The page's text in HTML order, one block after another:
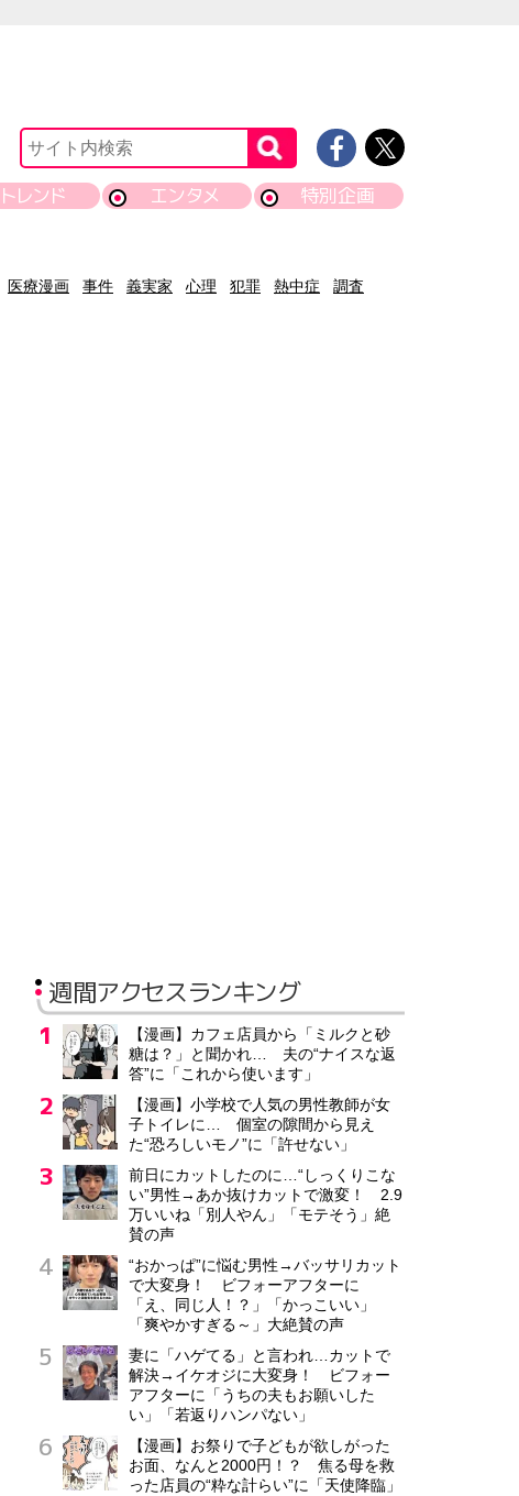
トレンド エンタメ 特別企画
医療漫画 事件 義実家 心理 犯罪 熱中症
調査
週間アクセスランキング
【漫画】カフェ店員から「ミルクと砂
糖は？」と聞かれ… 夫の“ナイスな返
答”に「これから使います」
【漫画】小学校で人気の男性教師が女
子トイレに… 個室の隙間から見え
た“恐ろしいモノ”に「許せない」
前日にカットしたのに…“しっくりこな
い”男性→あか抜けカットで激変！ 2.9
万いいね「別人やん」「モテそう」絶
賛の声
“おかっぱ”に悩む男性→バッサリカット
で大変身！ ビフォーアフターに
「え、同じ人！？」「かっこいい」
「爽やかすぎる～」大絶賛の声
妻に「ハゲてる」と言われ…カットで
解決→イケオジに大変身！ ビフォー
アフターに「うちの夫もお願いした
い」「若返りハンパない」
【漫画】お祭りで子どもが欲しがった
お面、なんと2000円！？ 焦る母を救
った店員の“粋な計らい”に「天使降臨」